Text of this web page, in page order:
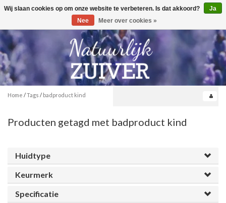
Toggle
0
Home /Tags / badproduct kind
Producten getagd met badproduct kind
Huidtype
Keurmerk
Specificatie
Wij slaan cookies op om onze website te verbeteren. Is dat akkoord?
Ja
Nee
Meer over cookies »